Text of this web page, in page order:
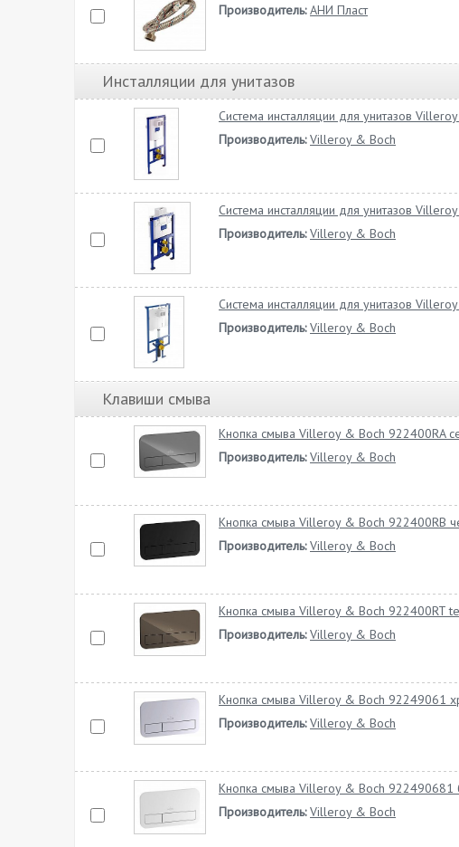
Производитель: АНИ Пласт
Инсталляции для унитазов
Система инсталляции для унитазов
Производитель: Villeroy & Boch
Система инсталляции для унитазов
Производитель: Villeroy & Boch
Система инсталляции для унитазов
Производитель: Villeroy & Boch
Клавиши смыва
Кнопка смыва Villeroy & Boch 922400RA
Производитель: Villeroy & Boch
Кнопка смыва Villeroy & Boch 922400RB
Производитель: Villeroy & Boch
Кнопка смыва Villeroy & Boch 922400RT
Производитель: Villeroy & Boch
Кнопка смыва Villeroy & Boch 92249061
Производитель: Villeroy & Boch
Кнопка смыва Villeroy & Boch 922490681
Производитель: Villeroy & Boch